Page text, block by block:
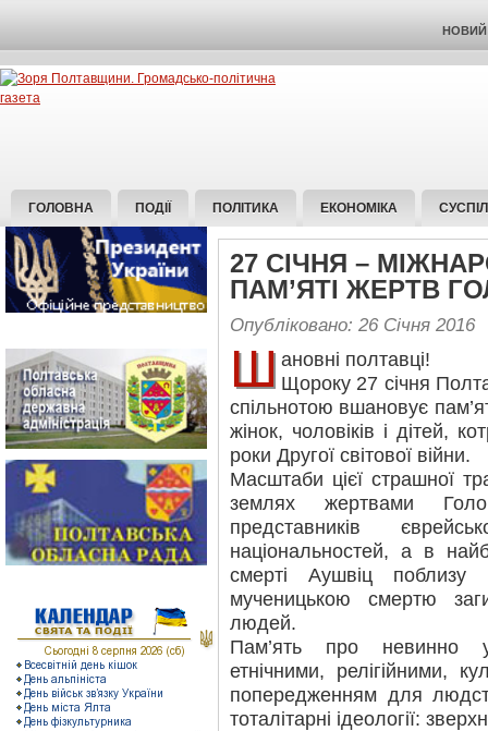
НОВИЙ
ГОЛОВНА ПОДІЇ ПОЛІТИКА ЕКОНОМІКА
27 СІЧНЯ –
ПАМ’ЯТІ ЖЕРТВ
Опубліковано: 26 Січня 2016
Ш ановні полтавці!
Щороку 27 січня
спільнотою вшановує
жінок, чоловіків і дітей,
роки Другої світової війни.
Масштаби цієї страшної
землях жертвами
представників
національностей, а в
смерті Аушвіц поблизу
мученицькою смертю
людей.
Пам’ять про невинно
етнічними, релігійними,
попередженням для
тоталітарні ідеології: